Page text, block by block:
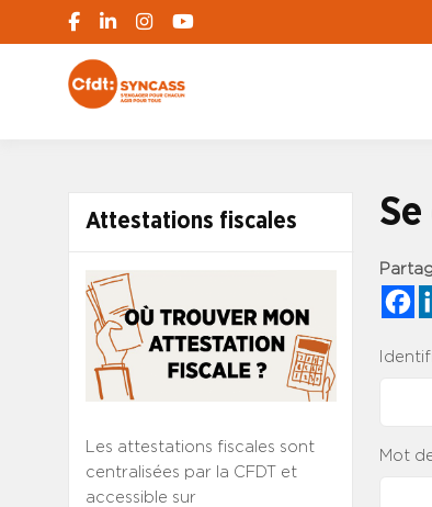
Attestations fiscales
Les attestations fiscales sont
centralisées par la CFDT et
accessible sur
Mot